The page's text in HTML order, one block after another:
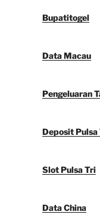
Bupatitogel
Data Macau
Pengeluaran
Deposit Pulsa
Slot Pulsa Tri
Data China